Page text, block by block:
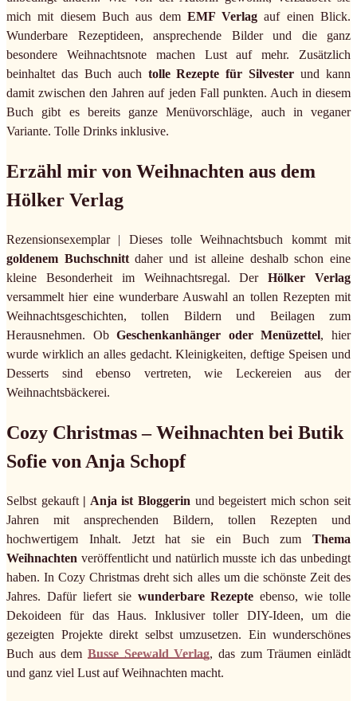
mich mit diesem Buch aus dem EMF Verlag auf einen Blick.
Wunderbare Rezeptideen, ansprechende Bilder und die ganz
besondere Weihnachtsnote machen Lust auf mehr. Zusätzlich
beinhaltet das Buch auch tolle Rezepte für Silvester und kann
damit zwischen den Jahren auf jeden Fall punkten. Auch in diesem
Buch gibt es bereits ganze Menüvorschläge, auch in veganer
Variante. Tolle Drinks inklusive.
Erzähl mir von Weihnachten aus dem
Hölker Verlag
Rezensionsexemplar | Dieses tolle Weihnachtsbuch kommt mit
goldenem Buchschnittdaher und ist alleine deshalb schon eine
kleine Besonderheit im Weihnachtsregal. DerHölker Verlag
versammelt hier eine wunderbare Auswahl an tollen Rezepten mit
Weihnachtsgeschichten, tollen Bildern und Beilagen zum
Herausnehmen. ObGeschenkanhänger oder Menüzettel, hier
wurde wirklich an alles gedacht. Kleinigkeiten, deftige Speisen und
Desserts sind ebenso vertreten, wie Leckereien aus der
Weihnachtsbäckerei.
Cozy Christmas – Weihnachten bei Butik
Sofie von Anja Schopf
Selbst gekauft| Anja ist Bloggerin und begeistert mich schon seit
Jahren mit ansprechenden Bildern, tollen Rezepten und
hochwertigem Inhalt. Jetzt hat sie ein Buch zum Thema
Weihnachten veröffentlicht und natürlich musste ich das unbedingt
haben. In Cozy Christmas dreht sich alles um die schönste Zeit des
Jahres. Dafür liefert sie wunderbare Rezepte ebenso, wie tolle
Dekoideen für das Haus. Inklusiver toller DIY-Ideen, um die
gezeigten Projekte direkt selbst umzusetzen. Ein wunderschönes
Buch aus dem Busse Seewald Verlag, das zum Träumen einlädt
und ganz viel Lust auf Weihnachten macht.